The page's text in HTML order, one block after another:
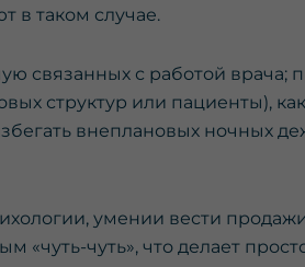
в таком случае.
связанных с работой врача;
структур или пациенты),
внеплановых ночных
умении вести
чуть», что делает